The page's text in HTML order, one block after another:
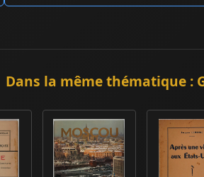
Dans la même thématique :